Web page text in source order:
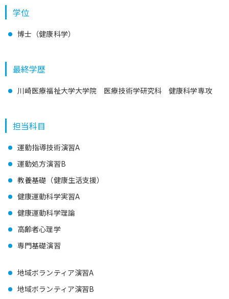
学位
博士（健康科学）
最終学歴
川崎医療福祉大学大学院 医療技術学研究科 健康科学専攻
担当科目
運動指導技術演習A
運動処方演習B
教養基礎（健康生活支援）
健康運動科学実習A
健康運動科学理論
高齢者心理学
専門基礎演習
地域ボランティア演習A
地域ボランティア演習B